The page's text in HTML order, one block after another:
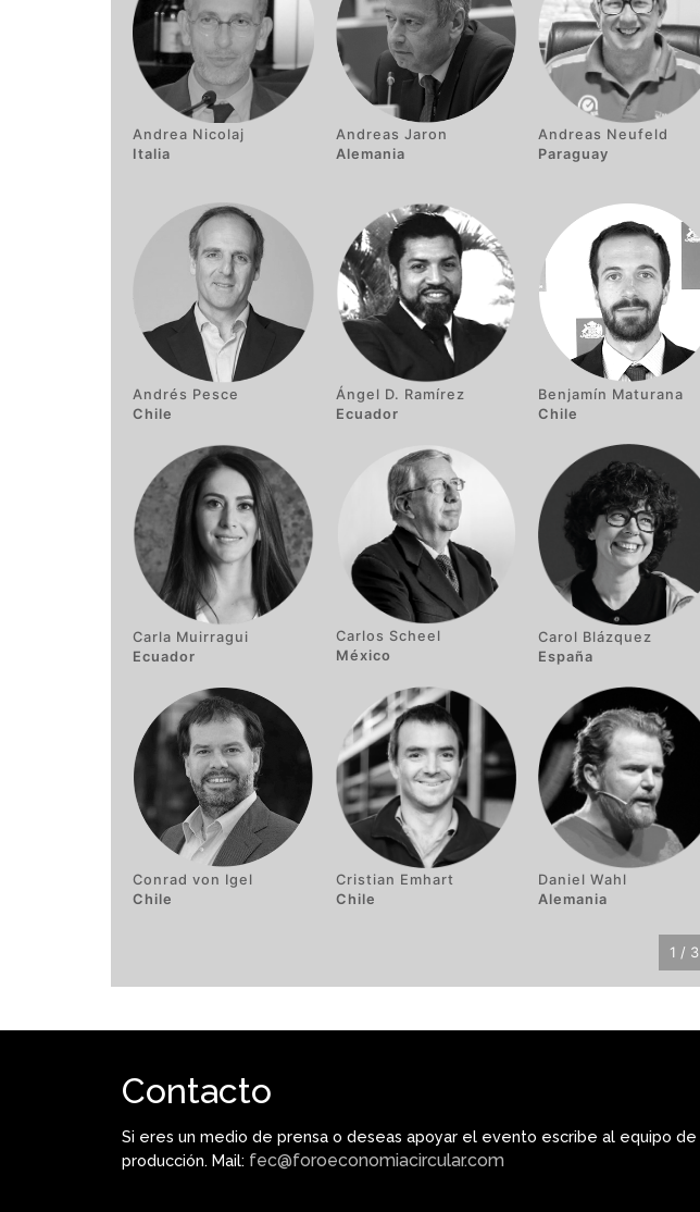
Andrea Nicolaj
Italia
Andreas Jaron
Alemania
Andreas Neufeld
Paraguay
Andrés Pesce
Chile
Ángel D. Ramírez
Ecuador
Benjamín Maturana
Chile
Carla Muirragui
Ecuador
Carlos Scheel
México
Carol Blázquez
España
Conrad von Igel
Chile
Cristian Emhart
Chile
Daniel Wahl
Alemania
1 / 3
Contacto
Si eres un medio de prensa o deseas apoyar el evento escribe al equipo de
producción. Mail: fec@foroeconomiacircular.com